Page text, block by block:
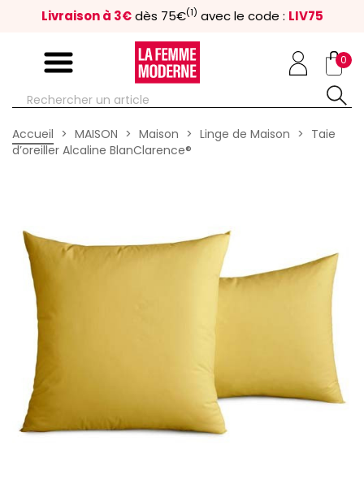
Livraison à 3€ dès 75€(1) avec le code : LIV75
0
Accueil MAISON Maison Linge de Maison
Taie
d’oreiller Alcaline BlanClarence®